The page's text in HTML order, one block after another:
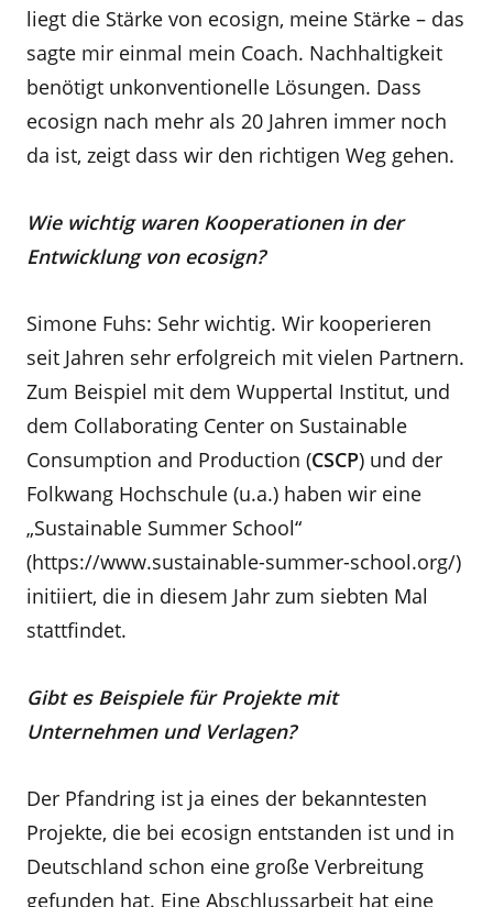
liegt die Stärke von ecosign, meine Stärke – das
sagte mir einmal mein Coach. Nachhaltigkeit
benötigt unkonventionelle Lösungen. Dass
ecosign nach mehr als 20 Jahren immer noch
da ist, zeigt dass wir den richtigen Weg gehen.
Wie wichtig waren Kooperationen in der
Entwicklung von ecosign?
Simone Fuhs: Sehr wichtig. Wir kooperieren
seit Jahren sehr erfolgreich mit vielen Partnern.
Zum Beispiel mit dem Wuppertal Institut, und
dem Collaborating Center on Sustainable
Consumption and Production (CSCP) und der
Folkwang Hochschule (u.a.) haben wir eine
„Sustainable Summer School“
(https://www.sustainable-summer-school.org/)
initiiert, die in diesem Jahr zum siebten Mal
stattfindet.
Gibt es Beispiele für Projekte mit
Unternehmen und Verlagen?
Der Pfandring ist ja eines der bekanntesten
Projekte, die bei ecosign entstanden ist und in
Deutschland schon eine große Verbreitung
gefunden hat. Eine Abschlussarbeit hat eine